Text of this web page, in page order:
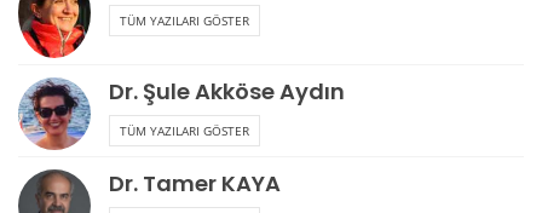
TÜM YAZILARI GÖSTER
Dr. Şule Akköse Aydın
TÜM YAZILARI GÖSTER
Dr. Tamer KAYA